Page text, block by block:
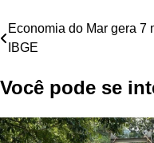
Navegação
Post
Economia do Mar gera 7
IBGE
Você pode se